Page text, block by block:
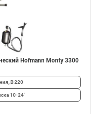
Hofmann Monty 3300
В220
10-24"